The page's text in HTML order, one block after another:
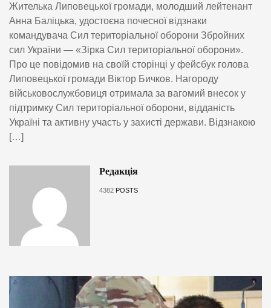
Жителька Липовецької громади, молодший лейтенант
Анна Баліцька, удостоєна почесної відзнаки
командувача Сил територіальної оборони Збройних
сил України — «Зірка Сил територіальної оборони».
Про це повідомив на своїй сторінці у фейсбук голова
Липовецької громади Віктор Бичков. Нагороду
військовослужбовиця отримала за вагомий внесок у
підтримку Сил територіальної оборони, відданість
Україні та активну участь у захисті держави. Відзнакою
[…]
Редакція
4382 POSTS